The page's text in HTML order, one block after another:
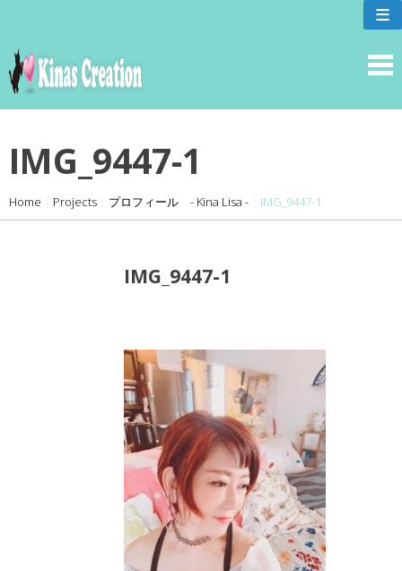
content
≡
IMG_9447-1
Home Projects プロフィール - Kina Lisa - IMG_9447-1
IMG_9447-1